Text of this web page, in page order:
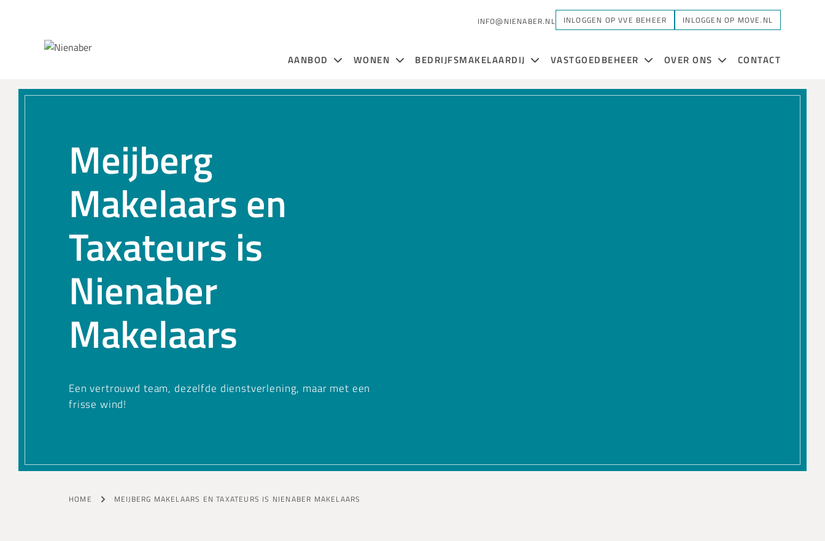
INFO@NIENABER.NL INLOGGEN OP VVE BEHEER INLOGGEN OP MOVE.NL
AANBOD WONEN BEDRIJFSMAKELAARDIJ VASTGOEDBEHEER OVER ONS CONTACT
Meijberg
Makelaars en
Taxateurs is
Nienaber
Makelaars
Een vertrouwd team, dezelfde dienstverlening, maar met een
frisse wind!
HOME MEIJBERG MAKELAARS EN TAXATEURS IS NIENABER MAKELAARS